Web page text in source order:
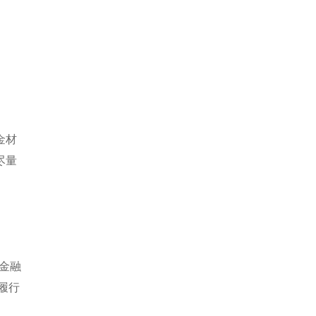
材
量
融
行